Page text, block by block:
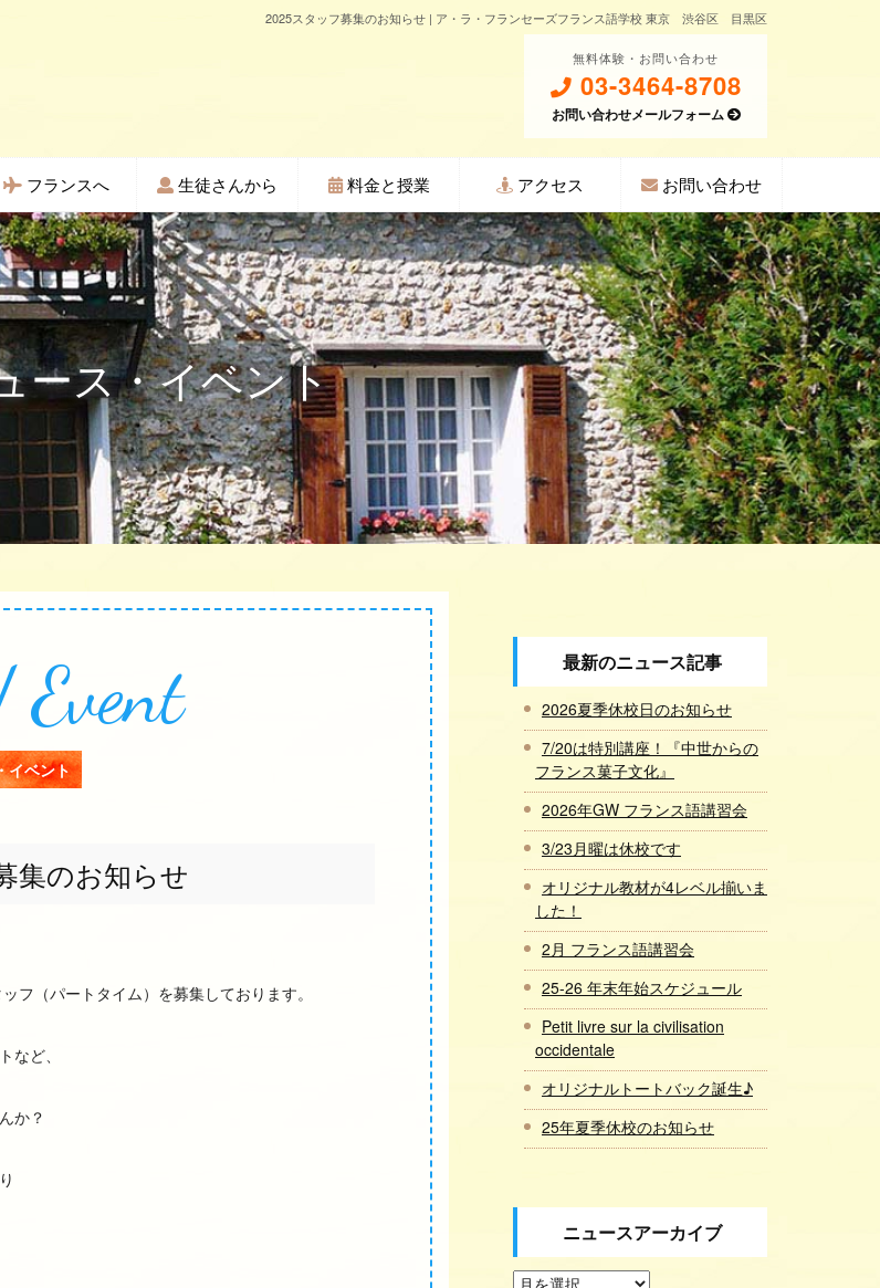
2025スタッフ募集のお知らせ | ア・ラ・フランセーズフランス語学校 東京 渋谷区 目黒区
無料体験・お問い合わせ
03-3464-8708
お問い合わせメールフォーム
フランスへ 生徒さんから 料金と授業 アクセス お問い合わせ
ース・イベント
Event
イベント
集のお知らせ
フ（パートタイム）を募集しております。
など、
か？
最新のニュース記事
2026夏季休校日のお知らせ
7/20は特別講座！『中世からの
フランス菓子文化』
2026年GW フランス語講習会
3/23月曜は休校です
オリジナル教材が4レベル揃いま
した！
2月 フランス語講習会
25-26 年末年始スケジュール
Petit livre sur la civilisation
occidentale
オリジナルトートバック誕生♪
25年夏季休校のお知らせ
ニュースアーカイブ